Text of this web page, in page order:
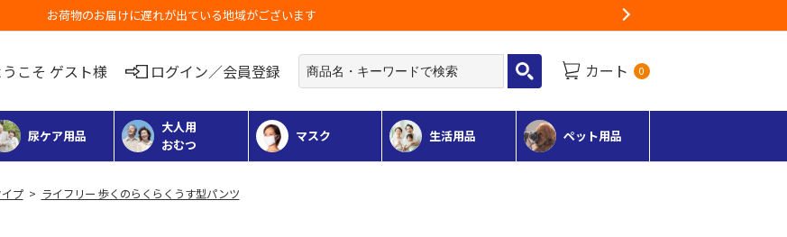
3,980円以上のご購入で送料無料（一部地域除く）
うこそ ゲスト様 ログイン／会員登録 カート 0
尿ケア用品
大人用
おむつ
マスク 生活用品 ペット用品
プ> ライフリー 歩くのらくらくうす型パンツ